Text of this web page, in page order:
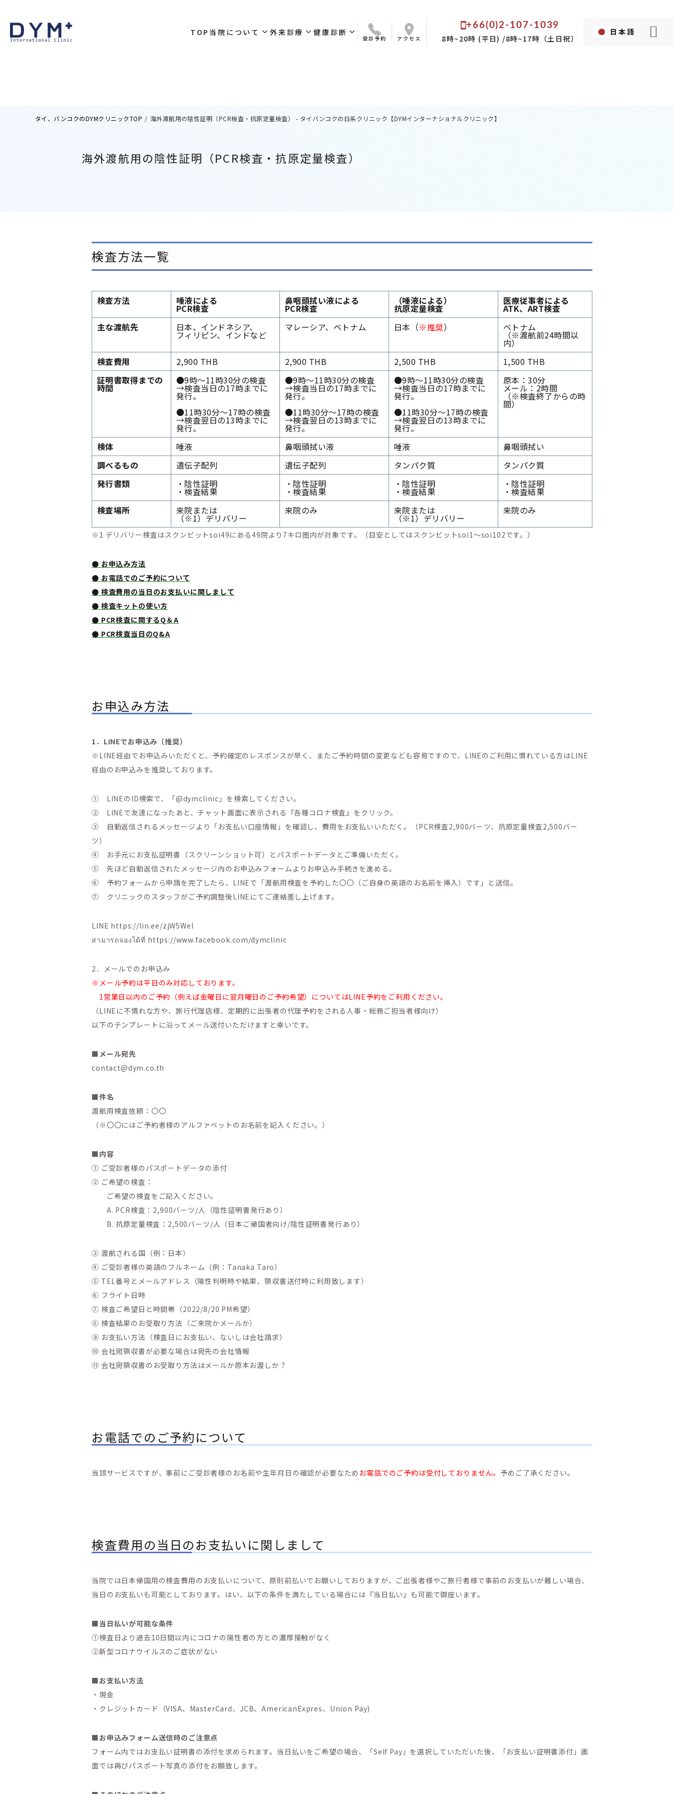
TOP 当院について expand_more 外来診療 expand_more健康診断 expand_more
受診予約 アクセス
+66(0)2-107-1039
8時~20時 (平日) /8時~17時（土日祝）
Language...
日本語
タイ、バンコクのDYMクリニックTOP / 海外渡航用の陰性証明（PCR検査・抗原定量検査） - タイバンコクの日系クリニック【DYMインターナショナルクリニック】
海外渡航用の陰性証明（PCR検査・抗原定量検査）
検査方法一覧
検査方法 唾液による
PCR検査
鼻咽頭拭い液による
PCR検査
（唾液による）
抗原定量検査
医療従事者による
ATK、ART検査
主な渡航先
日本、インドネシア、
フィリピン、インドなど
マレーシア、ベトナム 日本（※推奨） ベトナム
（※渡航前24時間以
内）
検査費用
2,900 THB 2,900 THB 2,500 THB
1,500 THB
証明書取得までの
時間
●9時～11時30分の検査
→検査当日の17時までに
発行。
●11時30分～17時の検査
→検査翌日の13時までに
発行。
●9時～11時30分の検査
→検査当日の17時までに
発行。
●11時30分～17時の検査
→検査翌日の13時までに
発行。
●9時～11時30分の検査
→検査当日の17時までに
発行。
●11時30分～17時の検査
→検査翌日の13時までに
発行。
原本：30分
メール：2時間
（※検査終了からの時
間）
検体 唾液 鼻咽頭拭い液 唾液
鼻咽頭拭い
調べるもの
遺伝子配列 遺伝子配列 タンパク質
タンパク質
発行書類
・陰性証明
・検査結果
・陰性証明
・検査結果
・陰性証明
・検査結果
・陰性証明
・検査結果
検査場所
来院または
（※1）デリバリー
来院のみ 来院または
（※1）デリバリー
来院のみ
※1 デリバリー検査はスクンビットsoi49にある49院より7キロ圏内が対象です。（目安としてはスクンビットsoi1～soi102です。）
● お申込み方法
● お電話でのご予約について
● 検査費用の当日のお支払いに関しまして
● 検査キットの使い方
● PCR検査に関するQ＆A
● PCR検査当日のQ&A
お申込み方法
1．LINEでお申込み（推奨）
※LINE経由でお申込みいただくと、予約確定のレスポンスが早く、またご予約時間の変更なども容易ですので、LINEのご利用に慣れている方はLINE
経由のお申込みを推奨しております。
① LINEのID検索で、「@dymclinic」を検索してください。
② LINEで友達になったあと、チャット画面に表示される『各種コロナ検査』をクリック。
③ 自動返信されるメッセージより「お支払い口座情報」を確認し、費用をお支払いいただく。（PCR検査2,900バーツ、抗原定量検査2,500バー
ツ）
④ お手元にお支払証明書（スクリーンショット可）とパスポートデータとご準備いただく。
⑤ 先ほど自動返信されたメッセージ内のお申込みフォームよりお申込み手続きを進める。
⑥ 予約フォームから申請を完了したら、LINEで「渡航用検査を予約した〇〇（ご自身の英語のお名前を挿入）です」と送信。
⑦ クリニックのスタッフがご予約調整後LINEにてご連絡差し上げます。
LINE https://lin.ee/zjW5WeI
สามารถจองได้ที่ https://www.facebook.com/dymclinic
2．メールでのお申込み
※メール予約は平日のみ対応しております。
1営業日以内のご予約（例えば金曜日に翌月曜日のご予約希望）についてはLINE予約をご利用ください。
（LINEに不慣れな方や、旅行代理店様、定期的に出張者の代理予約をされる人事・総務ご担当者様向け）
以下のテンプレートに沿ってメール送付いただけますと幸いです。
■メール宛先
contact@dym.co.th
■件名
渡航用検査依頼：〇〇
（※〇〇にはご予約者様のアルファベットのお名前を記入ください。）
■内容
① ご受診者様のパスポートデータの添付
② ご希望の検査：
ご希望の検査をご記入ください。
A. PCR検査：2,900バーツ/人（陰性証明書発行あり）
B. 抗原定量検査：2,500バーツ/人（日本ご帰国者向け/陰性証明書発行あり）
③ 渡航される国（例：日本）
④ ご受診者様の英語のフルネーム（例：Tanaka Taro）
⑤ TEL番号とメールアドレス（陽性判明時や結果、領収書送付時に利用致します）
⑥ フライト日時
⑦ 検査ご希望日と時間帯（2022/8/20 PM希望）
⑧ 検査結果のお受取り方法（ご来院かメールか）
⑨ お支払い方法（検査日にお支払い、ないしは会社請求）
⑩ 会社宛領収書が必要な場合は宛先の会社情報
⑪ 会社宛領収書のお受取り方法はメールか原本お渡しか？
お電話でのご予約について
当該サービスですが、事前にご受診者様のお名前や生年月日の確認が必要なため お電話でのご予約は受付しておりません。 予めご了承ください。
検査費用の当日のお支払いに関しまして
当院では日本帰国用の検査費用のお支払いについて、原則前払いでお願いしておりますが、ご出張者様やご旅行者様で事前のお支払いが難しい場合、
当日のお支払いも可能としております。はい、以下の条件を満たしている場合には『当日払い』も可能で御座います。
■当日払いが可能な条件
①検査日より過去10日間以内にコロナの陽性者の方との濃厚接触がなく
②新型コロナウイルスのご症状がない
■お支払い方法
・現金
・クレジットカード（VISA、MasterCard、JCB、AmericanExpres、Union Pay)
■お申込みフォーム送信時のご注意点
フォーム内ではお支払い証明書の添付を求められます。当日払いをご希望の場合、「Self Pay」を選択していただいた後、「お支払い証明書添付」画
面では再びパスポート写真の添付をお願致します。